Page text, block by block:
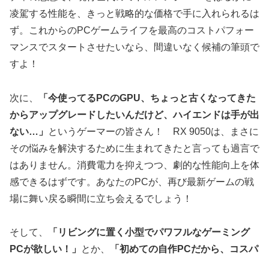
凌駕する性能を、きっと戦略的な価格で手に入れられるは
ず。これからのPCゲームライフを最高のコストパフォー
マンスでスタートさせたいなら、間違いなく候補の筆頭で
すよ！
次に、
「今使ってるPCのGPU、ちょっと古くなってきた
からアップグレードしたいんだけど、ハイエンドは手が出
ない…」
というゲーマーの皆さん！ RX 9050は、まさに
その悩みを解決するために生まれてきたと言っても過言で
はありません。消費電力を抑えつつ、劇的な性能向上を体
感できるはずです。あなたのPCが、再び最新ゲームの戦
場に舞い戻る瞬間に立ち会えるでしょう！
そして、
「リビングに置く小型でパワフルなゲーミング
PCが欲しい！」
とか、
「初めての自作PCだから、コスパ